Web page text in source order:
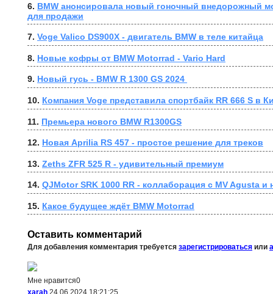
6. BMW анонсировала новый гоночный внедорожный
для продажи
7. Voge Valico DS900X - двигатель BMW в теле китайца
8. Новые кофры от BMW Motorrad - Vario Hard
9. Новый гусь - BMW R 1300 GS 2024
10. Компания Voge представила спортбайк RR 666 S в
11. Премьера нового BMW R1300GS
12. Новая Aprilia RS 457 - простое решение для треков
13. Zeths ZFR 525 R - удивительный премиум
14. QJMotor SRK 1000 RR - коллаборация с MV Agusta и
15. Какое будущее ждёт BMW Motorrad
Оставить комментарий
Для добавления комментария требуется зарегистрироваться или
Мне нравится0
xarah 24.06.2024 18:21:25